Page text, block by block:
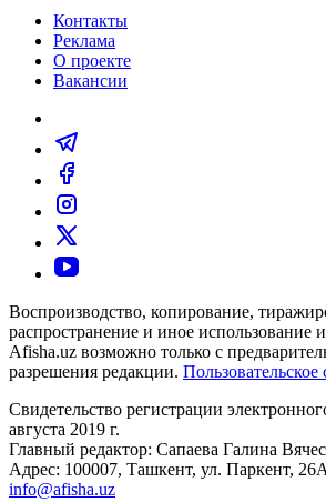
Контакты
Реклама
О проекте
Вакансии
Воспроизводство, копирование,
распространение и иное использование
Afisha.uz возможно только с
разрешения редакции. Пользовательское
Свидетельство регистрации
августа 2019 г.
Главный редактор: Сапаева Галина
Адрес: 100007, Ташкент, ул. Паркент,
info@afisha.uz